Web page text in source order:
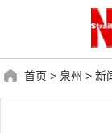
首页 > 泉州 > 新